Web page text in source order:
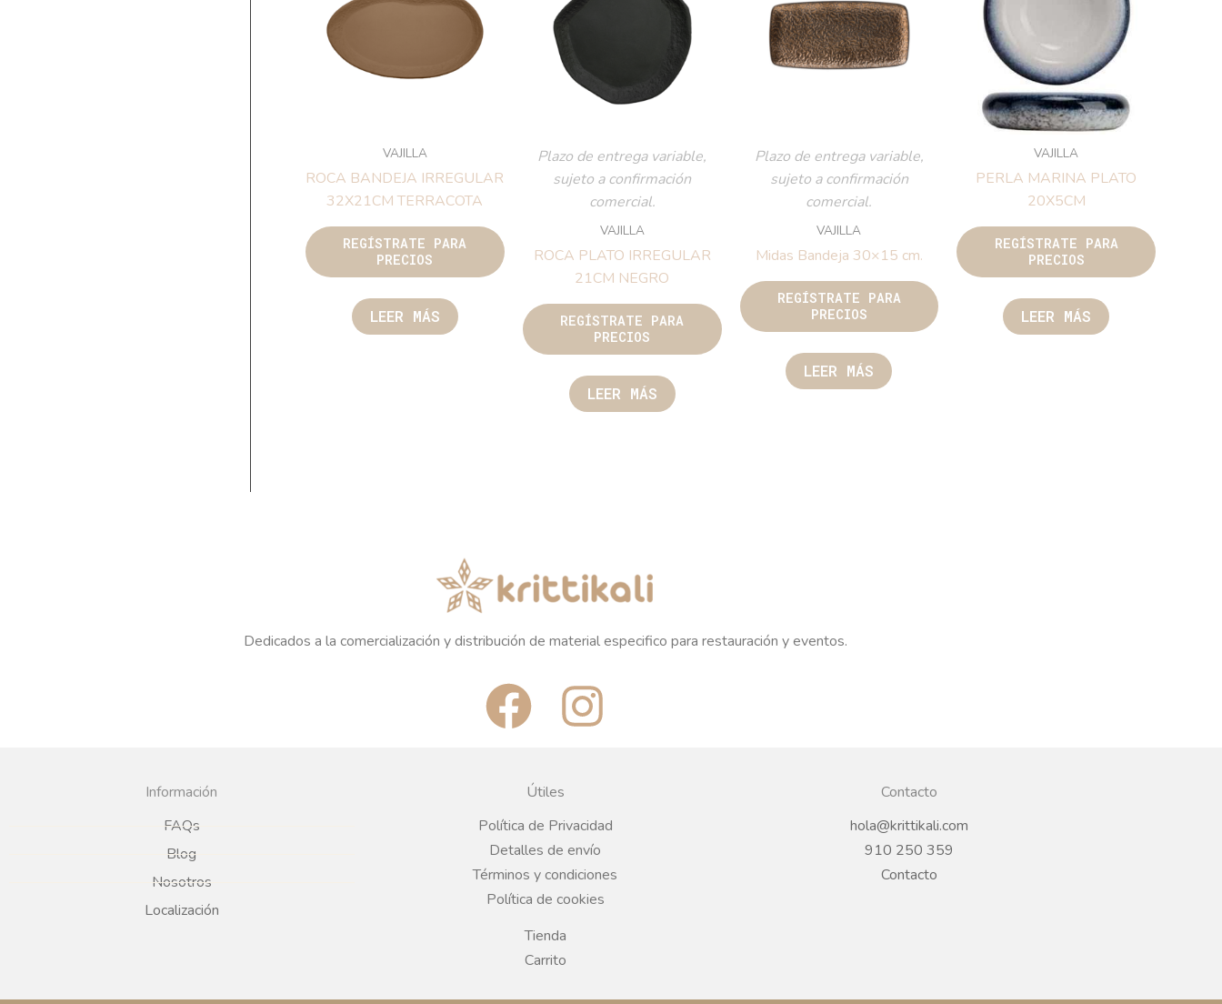
VAJILLA
ROCA BANDEJA IRREGULAR
32X21CM TERRACOTA
REGÍSTRATE PARA
PRECIOS
LEER MÁS
Plazo de entrega variable,
sujeto a confirmación
comercial.
VAJILLA
ROCA PLATO IRREGULAR
21CM NEGRO
REGÍSTRATE PARA
PRECIOS
LEER MÁS
Plazo de entrega variable,
sujeto a confirmación
comercial.
VAJILLA
Midas Bandeja 30×15 cm.
REGÍSTRATE PARA
PRECIOS
LEER MÁS
VAJILLA
PERLA MARINA PLATO
20X5CM
REGÍSTRATE PARA
PRECIOS
LEER MÁS
Dedicados a la comercialización y distribución de material especifico para restauración y eventos.
F
a
c
e
b
o
o
I
n
t
a
Información
FAQs
Blog
Nosotros
Localización
Útiles
Política de Privacidad
Detalles de envío
Términos y condiciones
Política de cookies
Tienda
Carrito
Contacto
hola@krittikali.com
910 250 359
Contacto